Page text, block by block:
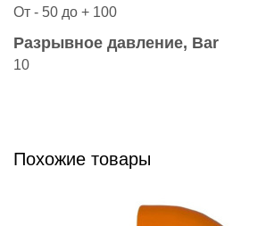
От - 50 до + 100
Разрывное давление, Bar
10
Похожие товары